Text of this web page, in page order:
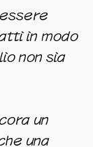
in modo
non sia
un
una